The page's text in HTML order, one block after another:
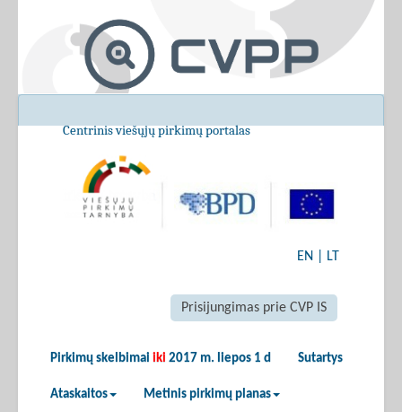
Centrinis viešųjų pirkimų portalas
EN LT
Prisijungimas prie CVP IS
Pirkimų skelbimai iki 2017 m. liepos 1 d Sutartys
Ataskaitos Metinis pirkimų planas